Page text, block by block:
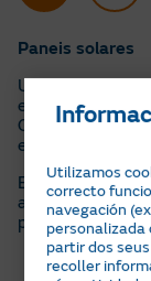
Paneis solares
Un panel solar
electricidade
Composto por
eléctrica ao
Esta
almacenarse en
proporcionando
Utilizamos
correcto
navegación
personalizada
partir dos
recoller